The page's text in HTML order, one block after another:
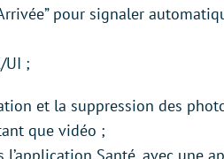
pour signaler
UI ;
et la suppression des
que vidéo ;